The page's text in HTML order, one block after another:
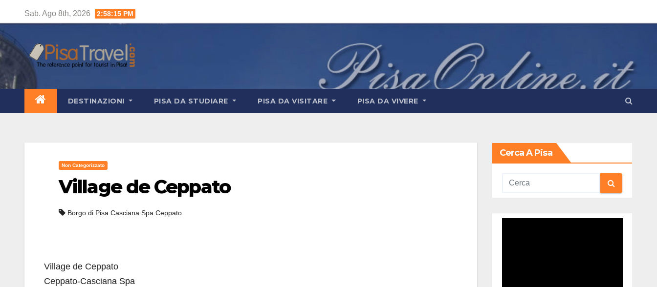
contenuto
Sab. Ago 8th, 2026 2:58:16 PM
DESTINAZIONI PISA DA STUDIARE PISA DA VISITARE PISA DA VIVERE
Non Categorizzato
Village de Ceppato
Borgo di Pisa Casciana Spa Ceppato
Village de Ceppato
Ceppato-Casciana Spa
Cerca A Pisa